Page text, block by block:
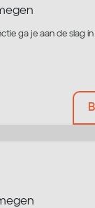
ga je aan de slag